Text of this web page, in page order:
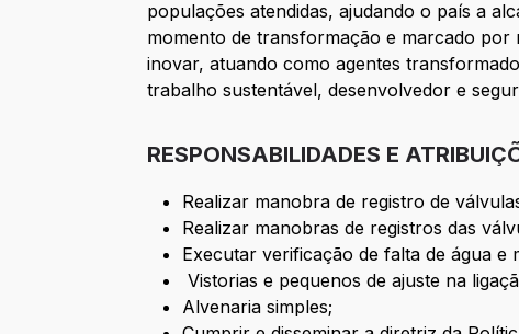
populações atendidas, ajudando o país a
momento de transformação e marcado por
inovar, atuando como agentes
trabalho sustentável, desenvolvedor e
RESPONSABILIDADES E
Realizar manobra de registro de
Realizar manobras de registros das
Executar verificação de falta de água e
Vistorias e pequenos de ajuste na
Alvenaria simples;